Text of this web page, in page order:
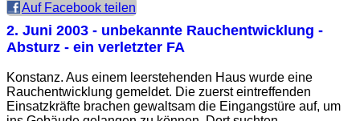
Auf Facebook teilen
2. Juni 2003 - unbekannte Rauchentwicklung -
Absturz - ein verletzter FA
Konstanz. Aus einem leerstehenden Haus wurde eine
Rauchentwicklung gemeldet. Die zuerst eintreffenden
Einsatzkräfte brachen gewaltsam die Eingangstüre auf, um